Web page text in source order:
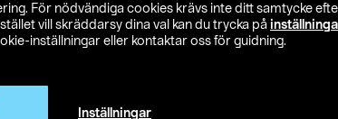
För nödvändiga cookies krävs inte ditt samtycke
vill skräddarsy dina val kan du trycka på
inställningar eller kontaktar oss för guidning.
Inställningar